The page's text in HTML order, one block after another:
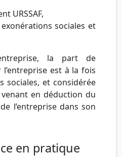
URSSAF,
sociales et
la part de
est à la fois
sociales, et considérée
en déduction du
l’entreprise dans son
en pratique